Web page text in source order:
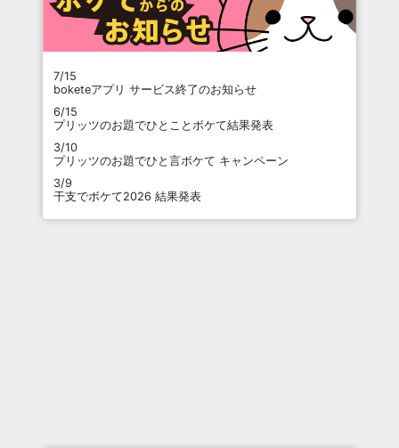
7/15
boketeアプリ サービス終了のお知らせ
6/15
プリッツのお題でひとことボケて結果発表
3/10
プリッツのお題でひと言ボケて キャンペーン
3/9
干支でボケて2026 結果発表